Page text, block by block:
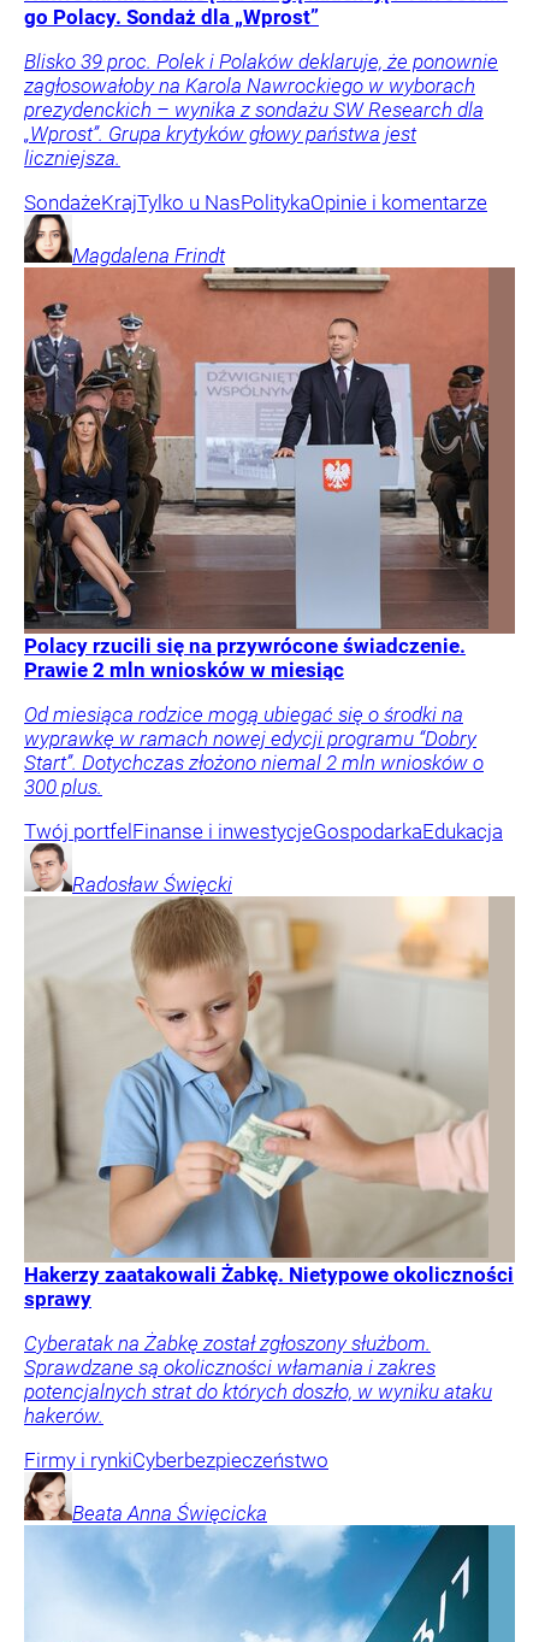
go Polacy. Sondaż dla „Wprost”
Blisko 39 proc. Polek i Polaków deklaruje, że ponownie
zagłosowałoby na Karola Nawrockiego w wyborach
prezydenckich – wynika z sondażu SW Research dla
„Wprost”. Grupa krytyków głowy państwa jest
liczniejsza.
SondażeKrajTylko u NasPolitykaOpinie i komentarze
Magdalena Frindt
Polacy rzucili się na przywrócone świadczenie.
Prawie 2 mln wniosków w miesiąc
Od miesiąca rodzice mogą ubiegać się o środki na
wyprawkę w ramach nowej edycji programu “Dobry
Start”. Dotychczas złożono niemal 2 mln wniosków o
300 plus.
Twój portfel Finanse i inwestycjeGospodarkaEdukacja
Radosław Święcki
Hakerzy zaatakowali Żabkę. Nietypowe okoliczności
sprawy
Cyberatak na Żabkę został zgłoszony służbom.
Sprawdzane są okoliczności włamania i zakres
potencjalnych strat do których doszło, w wyniku ataku
hakerów.
Firmy i rynkiCyberbezpieczeństwo
Beata Anna Święcicka